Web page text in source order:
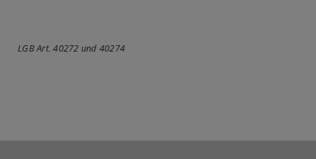
LGB Art. 40272 und 40274